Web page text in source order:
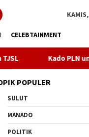
CELEBTAINMENT
PLN untuk HUT ke- 81
POPULER
SULUT
MANADO
POLITIK